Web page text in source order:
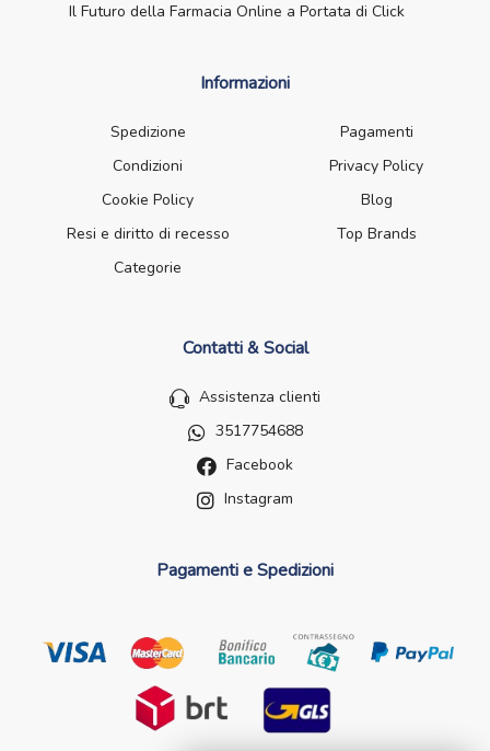
Il Futuro della Farmacia Online a Portata di Click
Informazioni
Spedizione
Pagamenti
Condizioni
Privacy Policy
Cookie Policy
Blog
Resi e diritto di recesso
Top Brands
Categorie
Contatti & Social
Assistenza clienti
3517754688
Facebook
Instagram
Pagamenti e Spedizioni